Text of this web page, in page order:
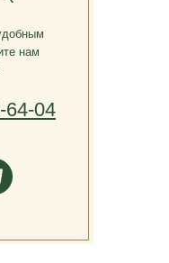
нам
64-04